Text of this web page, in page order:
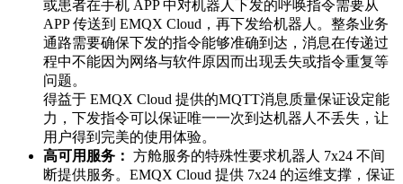
或患者在手机 APP 中对机器人下发的呼唤指令需要从
APP 传送到 EMQX Cloud，再下发给机器人。整条业务
通路需要确保下发的指令能够准确到达，消息在传递过
程中不能因为网络与软件原因而出现丢失或指令重复等
问题。
得益于 EMQX Cloud 提供的MQTT消息质量保证设定能
力，下发指令可以保证唯一一次到达机器人不丢失，让
用户得到完美的使用体验。
高可用服务： 方舱服务的特殊性要求机器人 7x24 不间
断提供服务。EMQX Cloud 提供 7x24 的运维支撑，保证